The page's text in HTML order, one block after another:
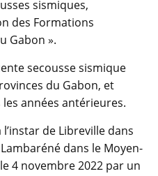
sismiques,
des Formations
Gabon ».
secousse sismique
du Gabon, et
années antérieures.
de Libreville dans
dans le Moyen-
4 novembre 2022 par un